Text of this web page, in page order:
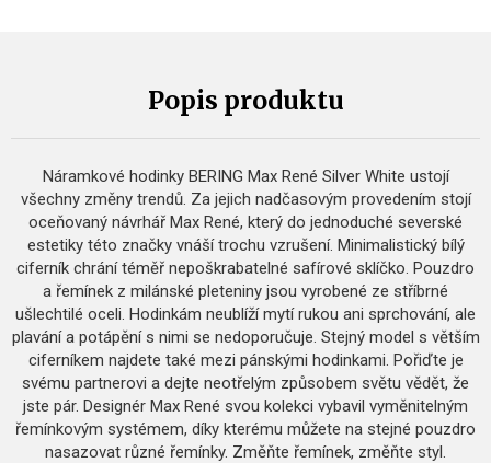
Popis produktu
Náramkové hodinky BERING Max René Silver White ustojí
všechny změny trendů. Za jejich nadčasovým provedením stojí
oceňovaný návrhář Max René, který do jednoduché severské
estetiky této značky vnáší trochu vzrušení. Minimalistický bílý
ciferník chrání téměř nepoškrabatelné safírové sklíčko. Pouzdro
a řemínek z milánské pleteniny jsou vyrobené ze stříbrné
ušlechtilé oceli. Hodinkám neublíží mytí rukou ani sprchování, ale
plavání a potápění s nimi se nedoporučuje. Stejný model s větším
ciferníkem najdete také mezi pánskými hodinkami. Pořiďte je
svému partnerovi a dejte neotřelým způsobem světu vědět, že
jste pár. Designér Max René svou kolekci vybavil vyměnitelným
řemínkovým systémem, díky kterému můžete na stejné pouzdro
nasazovat různé řemínky. Změňte řemínek, změňte styl.